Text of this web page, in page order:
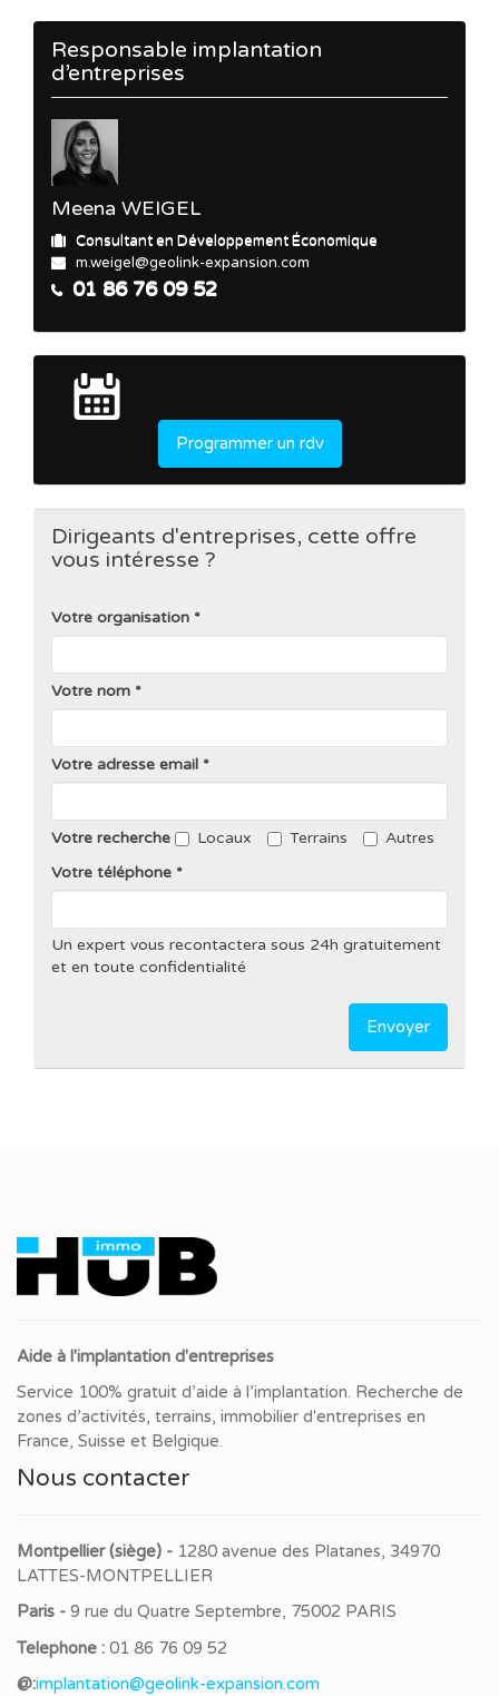
Responsable implantation
d’entreprises
Meena WEIGEL
Consultant en Développement Économique
m.weigel@geolink-expansion.com
01 86 76 09 52
Programmer un rdv
Dirigeants d'entreprises, cette offre
vous intéresse ?
Votre organisation
Votre nom
Votre adresse email
Votre recherche Locaux Terrains
Autres
Votre téléphone
Un expert vous recontactera sous 24h gratuitement
et en toute confidentialité
Envoyer
Aide à l'implantation d'entreprises
Service 100% gratuit d’aide à l’implantation. Recherche de
zones d’activités, terrains, immobilier d'entreprises en
France, Suisse et Belgique.
Nous contacter
Montpellier (siège) - 1280 avenue des Platanes, 34970
LATTES-MONTPELLIER
Paris - 9 rue du Quatre Septembre, 75002 PARIS
Telephone : 01 86 76 09 52
@:implantation@geolink-expansion.com